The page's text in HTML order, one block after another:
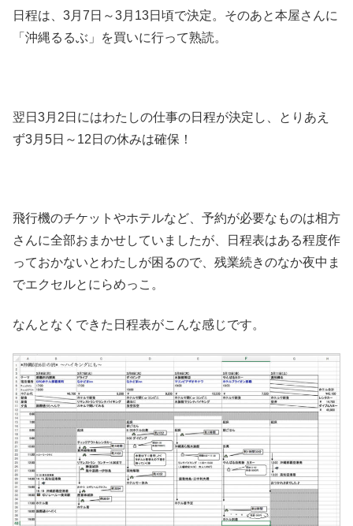
日程は、3月7日～3月13日頃で決定。そのあと本屋さんに
「沖縄るるぶ」を買いに行って熟読。
翌日3月2日にはわたしの仕事の日程が決定し、とりあえ
ず3月5日～12日の休みは確保！
飛行機のチケットやホテルなど、予約が必要なものは相方
さんに全部おまかせしていましたが、日程表はある程度作
っておかないとわたしが困るので、残業続きのなか夜中ま
でエクセルとにらめっこ。
なんとなくできた日程表がこんな感じです。